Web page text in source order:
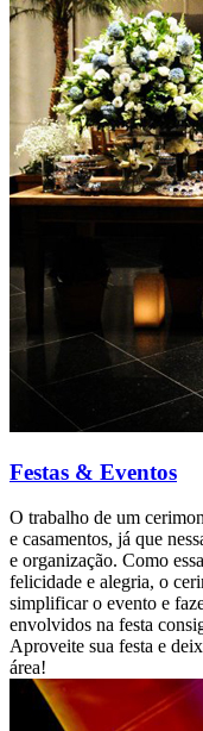
Festas & Eventos
O trabalho de um
e casamentos, já que
e organização. Como
felicidade e alegria, o
simplificar o evento e
envolvidos na festa
Aproveite sua festa e
área!